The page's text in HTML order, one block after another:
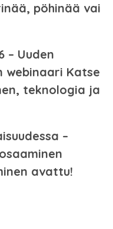
pöhinää vai
– Uuden
webinaari Katse
teknologia ja
–
avattu!